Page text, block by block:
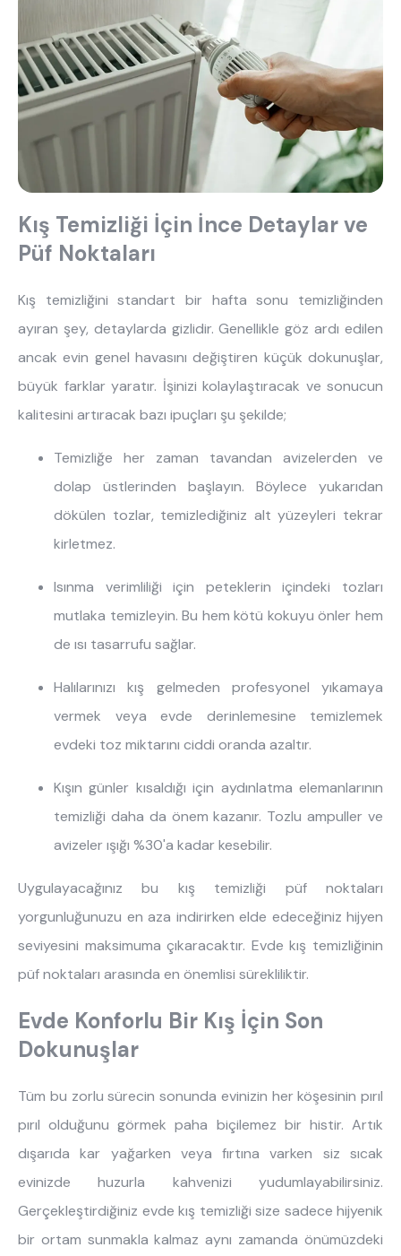
Kış Temizliği İçin İnce Detaylar ve
Püf Noktaları
Kış temizliğini standart bir hafta sonu temizliğinden
ayıran şey, detaylarda gizlidir. Genellikle göz ardı edilen
ancak evin genel havasını değiştiren küçük dokunuşlar,
büyük farklar yaratır. İşinizi kolaylaştıracak ve sonucun
kalitesini artıracak bazı ipuçları şu şekilde;
Temizliğe her zaman tavandan avizelerden ve
dolap üstlerinden başlayın. Böylece yukarıdan
dökülen tozlar, temizlediğiniz alt yüzeyleri tekrar
kirletmez.
Isınma verimliliği için peteklerin içindeki tozları
mutlaka temizleyin. Bu hem kötü kokuyu önler hem
de ısı tasarrufu sağlar.
Halılarınızı kış gelmeden profesyonel yıkamaya
vermek veya evde derinlemesine temizlemek
evdeki toz miktarını ciddi oranda azaltır.
Kışın günler kısaldığı için aydınlatma elemanlarının
temizliği daha da önem kazanır. Tozlu ampuller ve
avizeler ışığı %30'a kadar kesebilir.
Uygulayacağınız bu kış temizliği püf noktaları
yorgunluğunuzu en aza indirirken elde edeceğiniz hijyen
seviyesini maksimuma çıkaracaktır. Evde kış temizliğinin
püf noktaları arasında en önemlisi sürekliliktir.
Evde Konforlu Bir Kış İçin Son
Dokunuşlar
Tüm bu zorlu sürecin sonunda evinizin her köşesinin pırıl
pırıl olduğunu görmek paha biçilemez bir histir. Artık
dışarıda kar yağarken veya fırtına varken siz sıcak
evinizde huzurla kahvenizi yudumlayabilirsiniz.
Gerçekleştirdiğiniz evde kış temizliği size sadece hijyenik
bir ortam sunmakla kalmaz aynı zamanda önümüzdeki